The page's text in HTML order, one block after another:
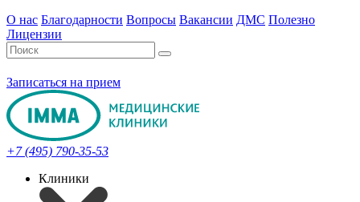
О нас Благодарности Вопросы Вакансии ДМС Полезно
Лицензии
Записаться на прием
+7 (495) 790-35-53
Клиники